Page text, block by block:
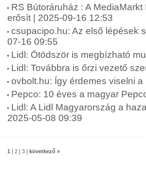
RS Bútoráruház : A
erősít | 2025-09-16 12:53
csupacipo.hu: Az első lépések
07-16 09:55
Lidl: Ötödször is megbízható
Lidl: Továbbra is őrzi vezető
ovbolt.hu: Így érdemes viselni
Pepco: 10 éves a magyar
Lidl: A Lidl Magyarország a
2025-05-08 09:39
1 2 3 következő »